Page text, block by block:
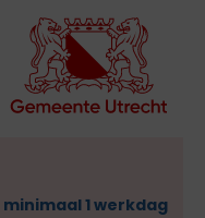
minimaal 1 werkdag